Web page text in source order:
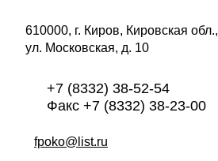
610000, г. Киров, Кировская обл.,
ул. Московская, д. 10
+7 (8332) 38-52-54
Факс +7 (8332) 38-23-00
fpoko@list.ru